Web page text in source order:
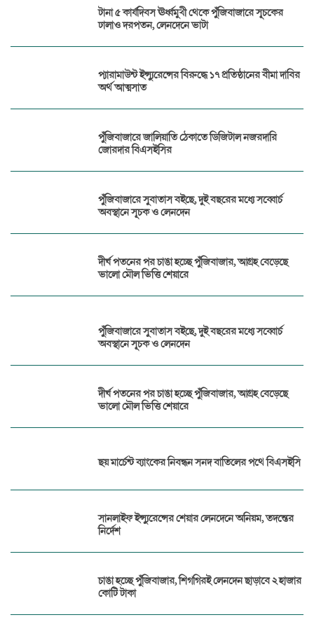
টানা ৫ কার্যদিবস ঊর্ধ্বমুখী থেকে পুঁজিবাজারে সূচকের
ঢালাও দরপতন, লেনদেনে ভাটা
প্যারামাউন্ট ইন্স্যুরেন্সের বিরুদ্ধে ১৭ প্রতিষ্ঠানের বীমা দাবির
অর্থ আত্মসাত
পুঁজিবাজারে জালিয়াতি ঠেকাতে ডিজিটাল নজরদারি
জোরদার বিএসইসির
পুঁজিবাজারে সুবাতাস বইছে, দুই বছরের মধ্যে সব্বোর্চ
অবস্থানে সূচক ও লেনদেন
দীর্ঘ পতনের পর চাঙা হচ্ছে পুঁজিবাজার, আগ্রহ বেড়েছে
ভালো মৌল ভিত্তি শেয়ারে
পুঁজিবাজারে সুবাতাস বইছে, দুই বছরের মধ্যে সব্বোর্চ
অবস্থানে সূচক ও লেনদেন
দীর্ঘ পতনের পর চাঙা হচ্ছে পুঁজিবাজার, আগ্রহ বেড়েছে
ভালো মৌল ভিত্তি শেয়ারে
ছয় মার্চেন্ট ব্যাংকের নিবন্ধন সনদ বাতিলের পথে বিএসইসি
সানলাইফ ইন্স্যুরেন্সের শেয়ার লেনদেনে অনিয়ম, তদন্তের
নির্দেশ
চাঙা হচ্ছে পুঁজিবাজার, শিগগিরই লেনদেন ছাড়াবে ২ হাজার
কোটি টাকা